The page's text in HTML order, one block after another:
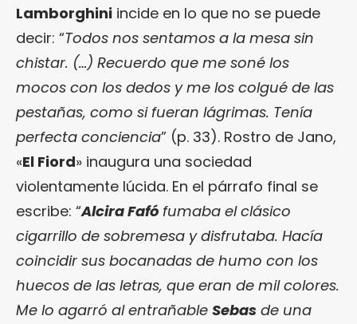
Lamborghini incide en lo que no se puede
decir: “Todos nos sentamos a la mesa sin
chistar. (…) Recuerdo que me soné los
mocos con los dedos y me los colgué de las
pestañas, como si fueran lágrimas. Tenía
perfecta conciencia” (p. 33). Rostro de Jano,
«El Fiord» inaugura una sociedad
violentamente lúcida. En el párrafo final se
escribe: “Alcira Fafó fumaba el clásico
cigarrillo de sobremesa y disfrutaba. Hacía
coincidir sus bocanadas de humo con los
huecos de las letras, que eran de mil colores.
Me lo agarró al entrañable Sebas de una